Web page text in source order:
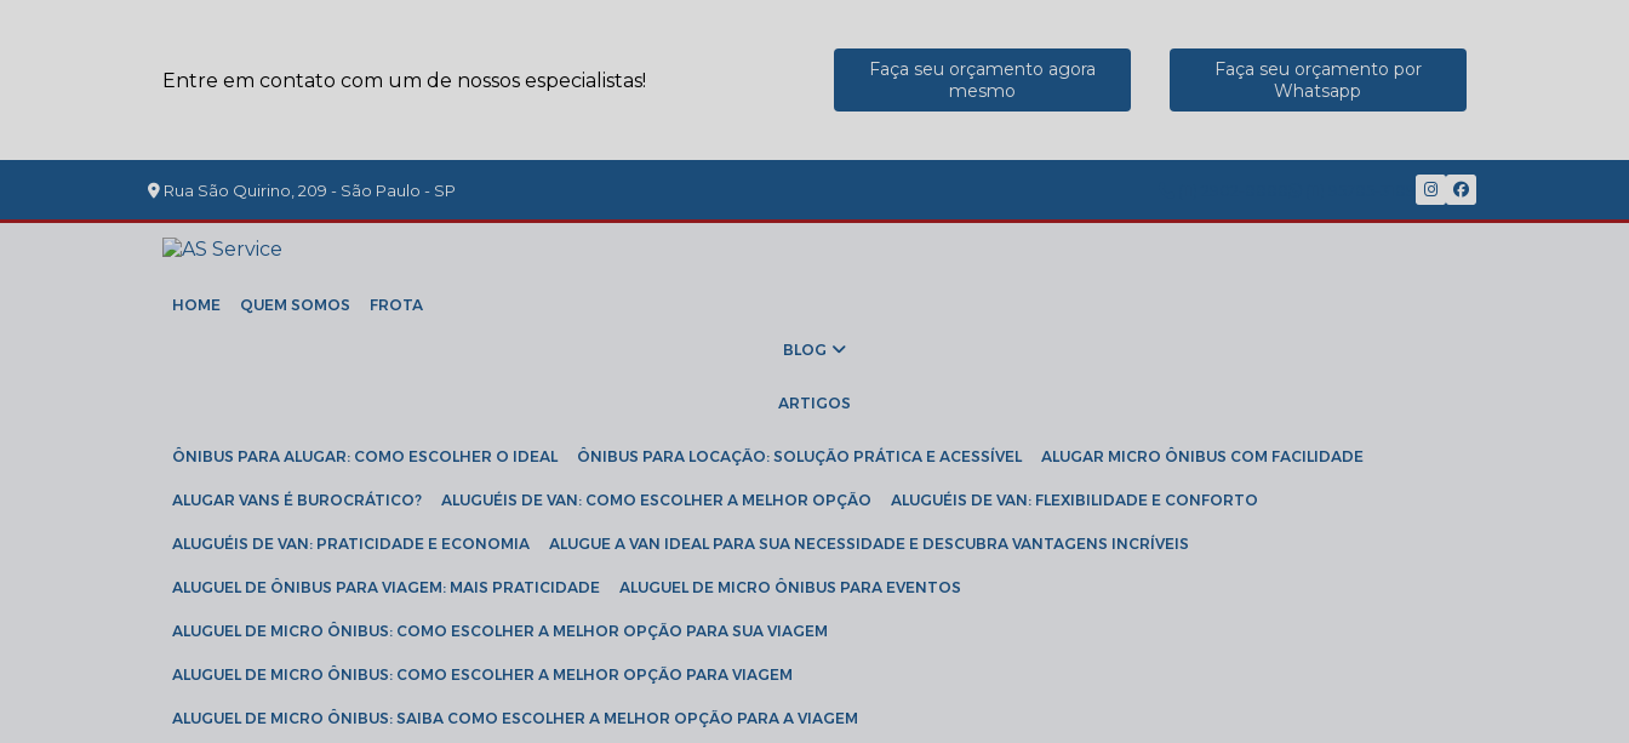
Entre em contato com um de nossos especialistas!
Faça seu orçamento agora
mesmo
Faça seu orçamento por
Whatsapp
Rua São Quirino, 209 - São Paulo - SP
HOME QUEM SOMOS FROTA
BLOG
ARTIGOS
ÔNIBUS PARA ALUGAR: COMO ESCOLHER O IDEAL ÔNIBUS PARA LOCAÇÃO: SOLUÇÃO PRÁTICA E ACESSÍVEL ALUGAR MICRO ÔNIBUS COM FACILIDADE
ALUGAR VANS É BUROCRÁTICO? ALUGUÉIS DE VAN: COMO ESCOLHER A MELHOR OPÇÃO ALUGUÉIS DE VAN: FLEXIBILIDADE E CONFORTO
ALUGUÉIS DE VAN: PRATICIDADE E ECONOMIA ALUGUE A VAN IDEAL PARA SUA NECESSIDADE E DESCUBRA VANTAGENS INCRÍVEIS
ALUGUEL DE ÔNIBUS PARA VIAGEM: MAIS PRATICIDADE ALUGUEL DE MICRO ÔNIBUS PARA EVENTOS
ALUGUEL DE MICRO ÔNIBUS: COMO ESCOLHER A MELHOR OPÇÃO PARA SUA VIAGEM
ALUGUEL DE MICRO ÔNIBUS: COMO ESCOLHER A MELHOR OPÇÃO PARA VIAGEM
ALUGUEL DE MICRO ÔNIBUS: SAIBA COMO ESCOLHER A MELHOR OPÇÃO PARA A VIAGEM